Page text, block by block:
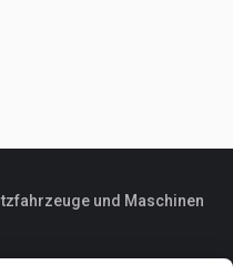
und Maschinen